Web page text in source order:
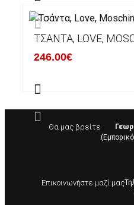
ΤΣΆΝΤΑ, LOVE,
246.00€
Θα μας βρείτε
Επικοινωνήστε μαζί μας